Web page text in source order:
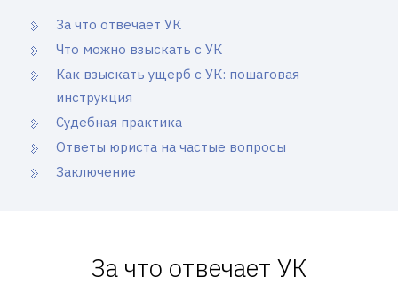
За что отвечает УК
Что можно взыскать с УК
Как взыскать ущерб с УК: пошаговая
инструкция
Судебная практика
Ответы юриста на частые вопросы
Заключение
За что отвечает УК